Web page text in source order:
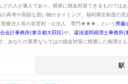
の人が素人であり、簡単に税金対策できるものでは
再考や高額な買い物のタイミング、福利厚生制度の
医療法人等の非営利・公法人 専門★★★」という齊藤
会計事務所(東京都大田区)や、 湯浅達郎税理士事務所(
あなたの業界ならではの税金対策に精通した税理士も
駅